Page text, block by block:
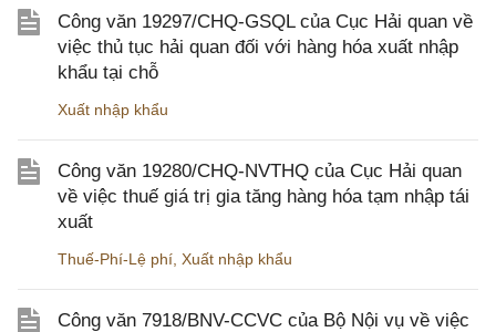
Công văn 19297/CHQ-GSQL của Cục Hải quan về
việc thủ tục hải quan đối với hàng hóa xuất nhập
khẩu tại chỗ
Xuất nhập khẩu
Công văn 19280/CHQ-NVTHQ của Cục Hải quan
về việc thuế giá trị gia tăng hàng hóa tạm nhập tái
xuất
Thuế-Phí-Lệ phí Xuất nhập khẩu
Công văn 7918/BNV-CCVC của Bộ Nội vụ về việc